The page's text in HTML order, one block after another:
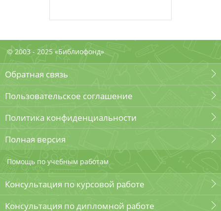
© 2003 - 2025 «Библиофонд»
Обратная связь
Пользовательское соглашение
Политика конфиденциальности
Полная версия
Помощь по учебным работам
Консультация по курсовой работе
Консультация по дипломной работе